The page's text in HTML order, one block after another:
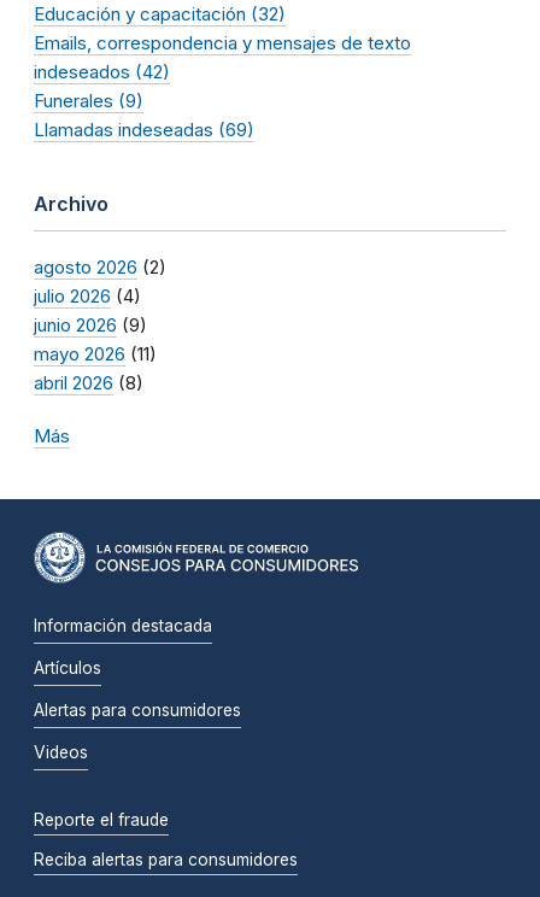
Educación y capacitación (32)
Emails, correspondencia y mensajes de texto
indeseados (42)
Funerales (9)
Llamadas indeseadas (69)
Archivo
agosto 2026 (2)
julio 2026 (4)
junio 2026 (9)
mayo 2026 (11)
abril 2026 (8)
Más
Información destacada
Artículos
Alertas para consumidores
Videos
Reporte el fraude
Reciba alertas para consumidores